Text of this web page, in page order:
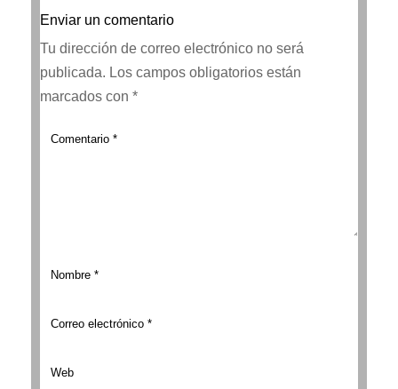
Enviar un comentario
Tu dirección de correo electrónico no será
publicada. Los campos obligatorios están
marcados con *